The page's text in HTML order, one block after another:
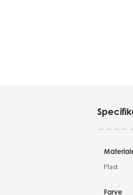
Plast
Farve